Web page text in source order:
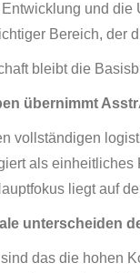
Entwicklung und
Bereich, der
bleibt die
übernimmt
vollständigen
als
liegt auf
unterscheiden
das die hohen